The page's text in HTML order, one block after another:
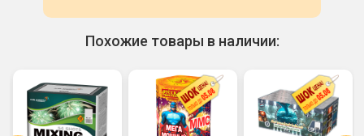
Похожие товары в наличии: